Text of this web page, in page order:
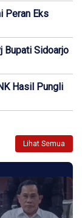
Peran Eks
Bupati Sidoarjo
Hasil Pungli
Lihat Semua